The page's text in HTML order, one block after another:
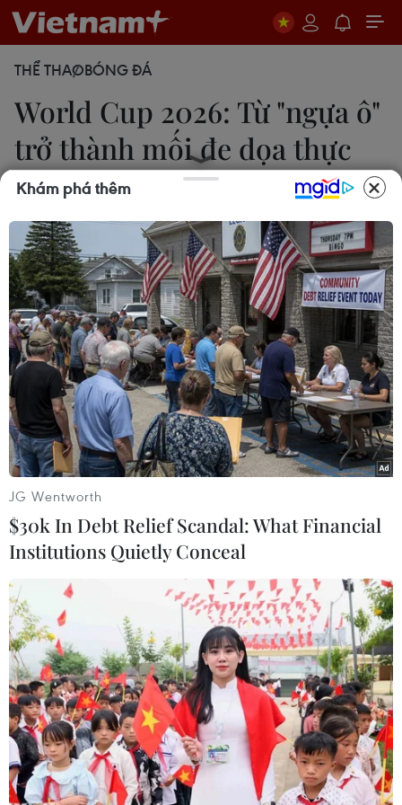
THỂ THAOBÓNG ĐÁ
World Cup 2026: Từ "ngựa ô"
trở thành mối đe dọa thực
sự
Thanh Tú
16/06/2026 06:46
Từ vị thế của một đội bóng bị xem nhẹ trước giải,
“Socceroos” đang từng bước chứng minh họ
không chỉ là "ngựa ô," mà đã trở thành một trong
những đối thủ khó chịu nhất tại World Cup 2026.
Australia thắng thuyết phục Thổ Nhĩ Kỳ ở ngày ra quân. (Ảnh:
THX/TTXVN)
Chiến thắng 2-0 trước Thổ Nhĩ Kỳ ở trận ra quân
không chỉ mang về 3 điểm quý giá cho Australia
tại bảng D World Cup 2026, mà còn làm thay đổi
Khám phá thêm
JG Wentworth
$30k In Debt Relief Scandal: What Financial
Institutions Quietly Conceal